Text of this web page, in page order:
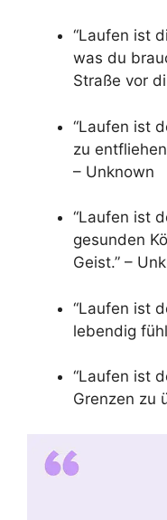
“Laufen ist
was du
Straße vor
“Laufen ist
zu
– Unknown
“Laufen ist
gesunden
Geist.” –
“Laufen ist
lebendig
“Laufen ist
Grenzen zu